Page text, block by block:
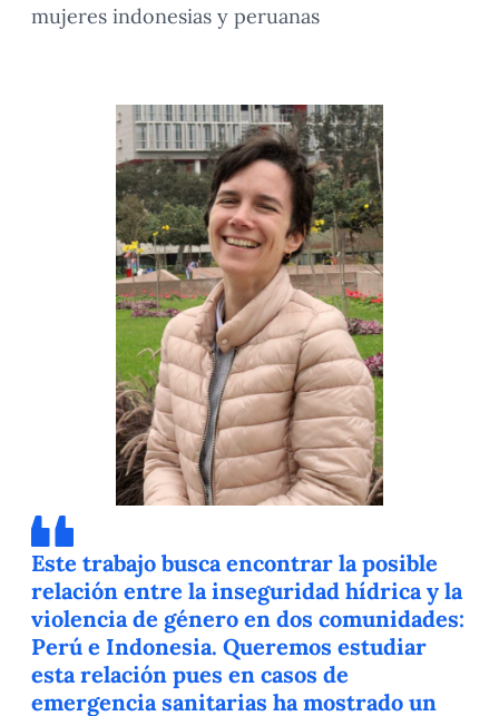
mujeres indonesias y peruanas
Este trabajo busca encontrar la posible
relación entre la inseguridad hídrica y la
violencia de género en dos comunidades:
Perú e Indonesia. Queremos estudiar
esta relación pues en casos de
emergencia sanitarias ha mostrado un